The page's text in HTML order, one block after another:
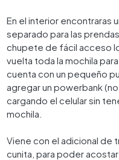
En el interior encontraras
separado para las
chupete de fácil acceso
vuelta toda la mochila
cuenta con un pequeño
agregar un powerbank
cargando el celular sin
mochila.
Viene con el adicional de
cunita, para poder